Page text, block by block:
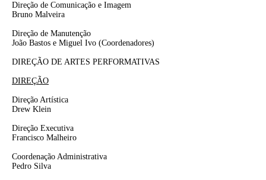
Direção de Comunicação e Imagem
Bruno Malveira
Direção de Manutenção
João Bastos e Miguel Ivo (Coordenadores)
DIREÇÃO DE ARTES PERFORMATIVAS
DIREÇÃO
Direção Artística
Drew Klein
Direção Executiva
Francisco Malheiro
Coordenação Administrativa
Pedro Silva